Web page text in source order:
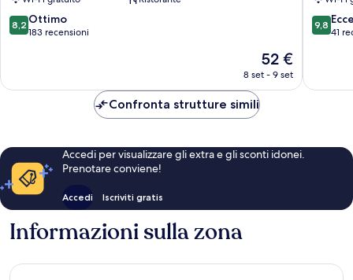
Kumejima
8.2
su
recensioni
8,2 Ottimo
183 recensioni
Il
prezzo
52 €
8 set - 9 set
beach
Zamami
9.8
su
9,8
41
Confronta strutture simili
Accedi per visualizzare gli extra e gli sconti idonei.
Prenotare conviene!
Accedi Iscriviti gratis
Informazioni sulla zona